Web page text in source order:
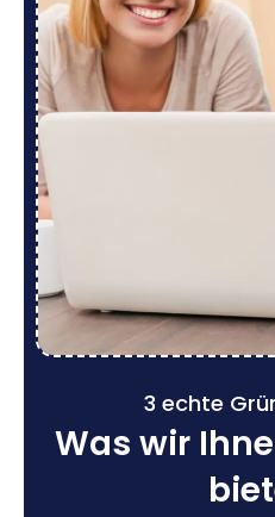
3 echte
Was wir